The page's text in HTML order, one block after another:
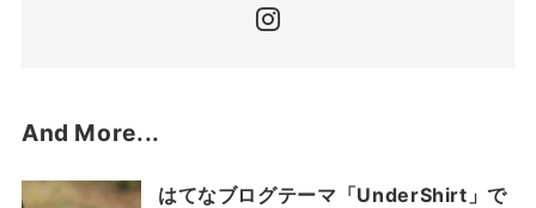
And More...
はてなブログテーマ「UnderShirt」で